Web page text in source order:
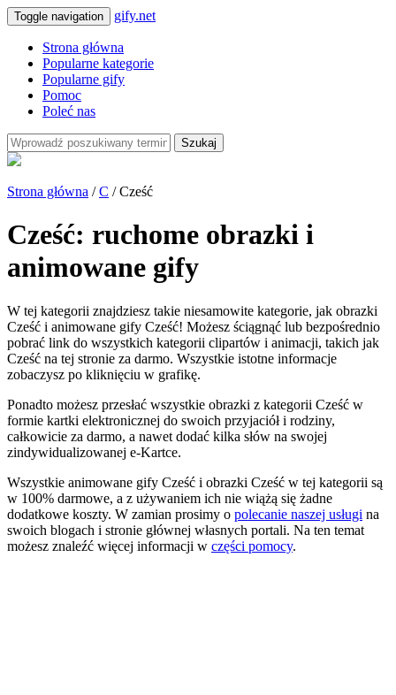
Toggle navigation gify.net
Strona główna
Popularne kategorie
Popularne gify
Pomoc
Poleć nas
Szukaj
Strona główna /C / Cześć
Cześć: ruchome obrazki i
animowane gify
W tej kategorii znajdziesz takie niesamowite kategorie, jak obrazki
Cześć i animowane gify Cześć! Możesz ściągnąć lub bezpośrednio
pobrać link do wszystkich kategorii clipartów i animacji, takich jak
Cześć na tej stronie za darmo. Wszystkie istotne informacje
zobaczysz po kliknięciu w grafikę.
Ponadto możesz przesłać wszystkie obrazki z kategorii Cześć w
formie kartki elektronicznej do swoich przyjaciół i rodziny,
całkowicie za darmo, a nawet dodać kilka słów na swojej
zindywidualizowanej e-Kartce.
Wszystkie animowane gify Cześć i obrazki Cześć w tej kategorii są
w 100% darmowe, a z używaniem ich nie wiążą się żadne
dodatkowe koszty. W zamian prosimy o polecanie naszej usługi na
swoich blogach i stronie głównej własnych portali. Na ten temat
możesz znaleźć więcej informacji w części pomocy.